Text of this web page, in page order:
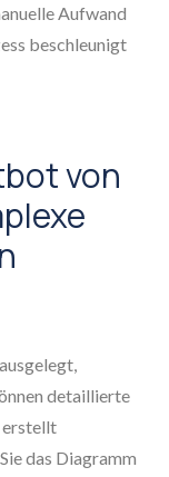
Aufwand
beschleunigt
von
detaillierte
erstellt
das Diagramm